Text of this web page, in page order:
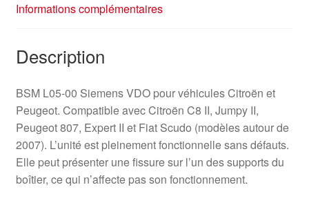
Informations complémentaires
Description
BSM L05-00 Siemens VDO pour véhicules Citroën et
Peugeot. Compatible avec Citroën C8 II, Jumpy II,
Peugeot 807, Expert II et Fiat Scudo (modèles autour de
2007). L’unité est pleinement fonctionnelle sans défauts.
Elle peut présenter une fissure sur l’un des supports du
boîtier, ce qui n’affecte pas son fonctionnement.